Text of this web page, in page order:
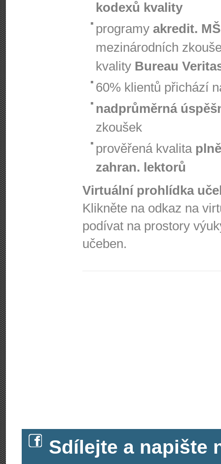
kodexů kvality
programy akredit.
mezinárodních
kvality Bureau
60% klientů přichází
nadprůměrná
zkoušek
prověřená kvalita
zahran. lektorů
Virtuální prohlídka
Klikněte na odkaz na
podívat na prostory
učeben.
Sdílejte a napište